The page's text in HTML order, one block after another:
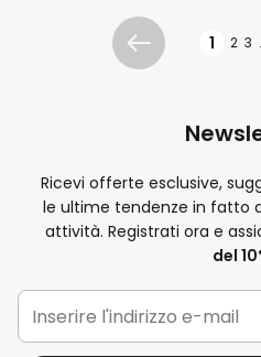
Precedente 1 2 3
Ricevi offerte esclusive,
le ultime tendenze in fatto
attività. Registrati ora e
del